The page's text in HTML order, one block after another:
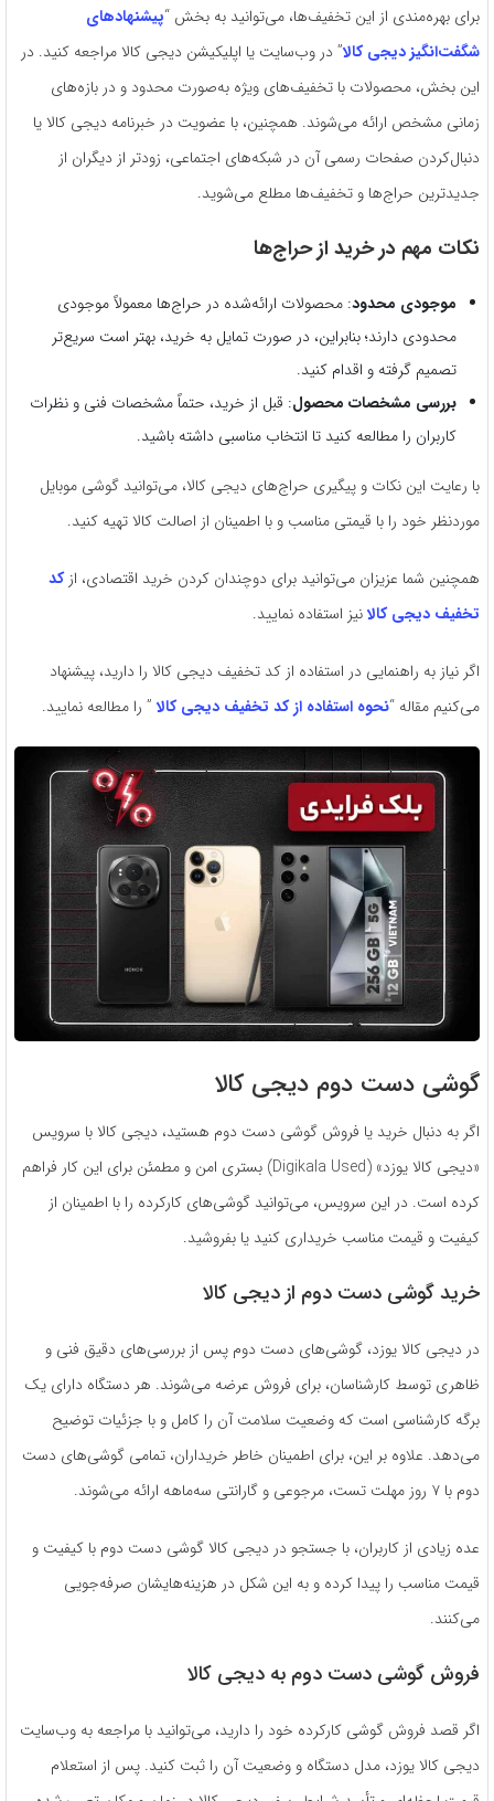
برای بهره‌مندی از این تخفیف‌ها، می‌توانید به بخش “پیشنهادهای
شگفت‌انگیز دیجی کالا” در وب‌سایت یا اپلیکیشن دیجی کالا مراجعه کنید. در
این بخش، محصولات با تخفیف‌های ویژه به‌صورت محدود و در بازه‌های
زمانی مشخص ارائه می‌شوند. همچنین، با عضویت در خبرنامه دیجی کالا یا
دنبال‌کردن صفحات رسمی آن در شبکه‌های اجتماعی، زودتر از دیگران از
جدیدترین حراج‌ها و تخفیف‌ها مطلع می‌شوید.
نکات مهم در خرید از حراج‌ها
موجودی محدود: محصولات ارائه‌شده در حراج‌ها معمولاً موجودی
محدودی دارند؛ بنابراین، در صورت تمایل به خرید، بهتر است سریع‌تر
تصمیم گرفته و اقدام کنید.
بررسی مشخصات محصول: قبل از خرید، حتماً مشخصات فنی و نظرات
کاربران را مطالعه کنید تا انتخاب مناسبی داشته باشید.
با رعایت این نکات و پیگیری حراج‌های دیجی کالا، می‌توانید گوشی موبایل
موردنظر خود را با قیمتی مناسب و با اطمینان از اصالت کالا تهیه کنید.
همچنین شما عزیزان می‌توانید برای دوچندان کردن خرید اقتصادی، ازکد
تخفیف دیجی کالانیز استفاده نمایید.
اگر نیاز به راهنمایی در استفاده از کد تخفیف دیجی کالا را دارید، پیشنهاد
می‌کنیم مقاله “نحوه استفاده از کد تخفیف دیجی کالا ” را مطالعه نمایید.
گوشی دست دوم دیجی کالا
اگر به دنبال خرید یا فروش گوشی دست دوم هستید، دیجی کالا با سرویس
«دیجی کالا یوزد» (Digikala Used) بستری امن و مطمئن برای این کار فراهم
کرده است. در این سرویس، می‌توانید گوشی‌های کارکرده را با اطمینان از
کیفیت و قیمت مناسب خریداری کنید یا بفروشید.
خرید گوشی دست دوم از دیجی کالا
در دیجی کالا یوزد، گوشی‌های دست دوم پس از بررسی‌های دقیق فنی و
ظاهری توسط کارشناسان، برای فروش عرضه می‌شوند. هر دستگاه دارای یک
برگه کارشناسی است که وضعیت سلامت آن را کامل و با جزئیات توضیح
می‌دهد. علاوه بر این، برای اطمینان خاطر خریداران، تمامی گوشی‌های دست
دوم با ۷ روز مهلت تست، مرجوعی و گارانتی سه‌ماهه ارائه می‌شوند.
عده زیادی از کاربران، با جستجو در دیجی کالا گوشی دست دوم با کیفیت و
قیمت مناسب را پیدا کرده و به این شکل در هزینه‌هایشان صرفه‌جویی
می‌کنند.
فروش گوشی دست دوم به دیجی کالا
اگر قصد فروش گوشی کارکرده خود را دارید، می‌توانید با مراجعه به وب‌سایت
دیجی کالا یوزد، مدل دستگاه و وضعیت آن را ثبت کنید. پس از استعلام